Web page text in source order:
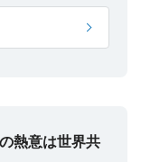
熱意は世界共